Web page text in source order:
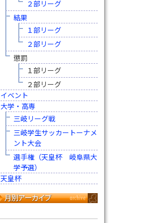
２部リーグ
結果
１部リーグ
２部リーグ
懲罰
１部リーグ
２部リーグ
イベント
大学・高専
三岐リーグ戦
三岐学生サッカートーナメ
ント大会
選手権（天皇杯 岐阜県大
学予選）
天皇杯